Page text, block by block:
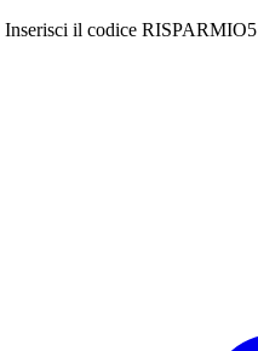
Inserisci il codice RISPARMIO5